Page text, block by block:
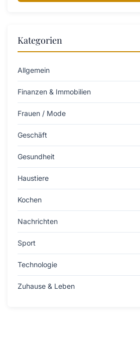
Kategorien
Allgemein
Finanzen & Immobilien
Frauen / Mode
Geschäft
Gesundheit
Haustiere
Kochen
Nachrichten
Sport
Technologie
Zuhause & Leben